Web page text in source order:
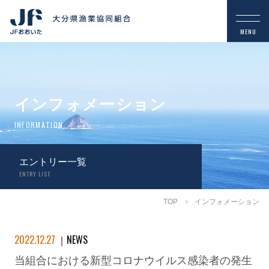
インフォメーション
INFORMATION
エントリー一覧
ENTRY LIST
TOP インフォメーション
2022.12.27 NEWS
当組合における新型コロナウイルス感染者の発生